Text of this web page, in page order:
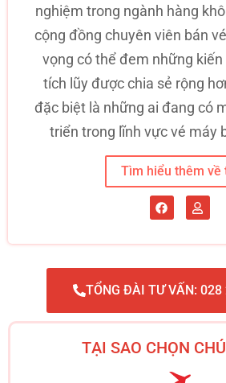
nghiệm trong ngành hàng
cộng đồng chuyên viên bán
vọng có thể đem những
tích lũy được chia sẻ rộng
đặc biệt là những ai đang có
triển trong lĩnh vực vé máy
Tìm hiểu thêm về
TỔNG ĐÀI TƯ VẤN:
TẠI SAO CHỌN